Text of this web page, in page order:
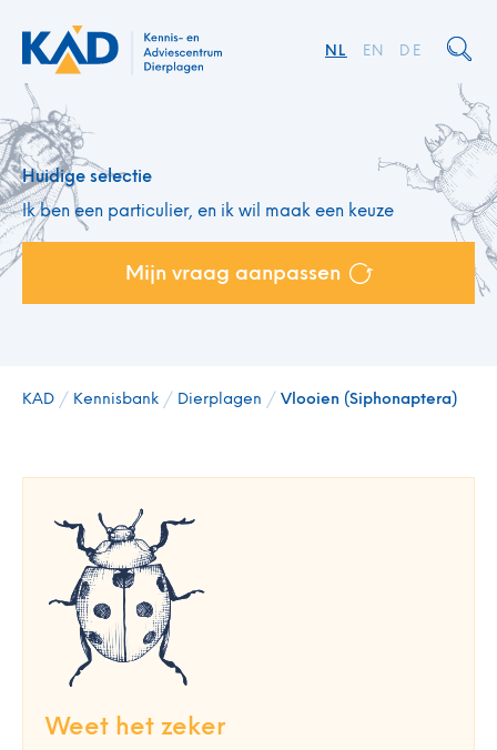
DE
EN
NL
Huidige selectie
Ik ben een particulier, en ik wil maak een keuze
Mijn vraag aanpassen
KAD / Kennisbank / Dierplagen / Vlooien (Siphonaptera)
Weet het zeker